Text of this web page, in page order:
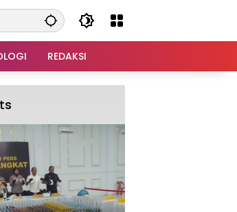
REDAKSI